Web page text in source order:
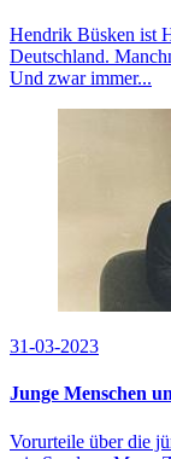
Hendrik Büsken ist
Deutschland.
Und zwar immer...
31-03-2023
Junge Menschen
Vorurteile über die